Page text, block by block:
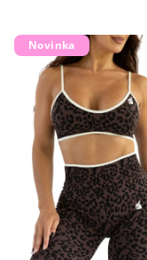
Novinka